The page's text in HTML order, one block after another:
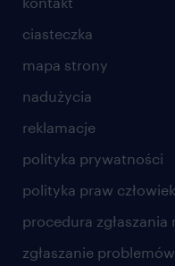
international
Employment
ciasteczka
mapa strony
nadużycia
reklamacje
polityka prywatności
polityka praw
procedura zgłaszania
zgłaszanie